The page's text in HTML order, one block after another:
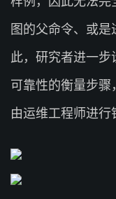
图的父命令、或
此，研究者进一
可靠性的衡量步
由运维工程师进行